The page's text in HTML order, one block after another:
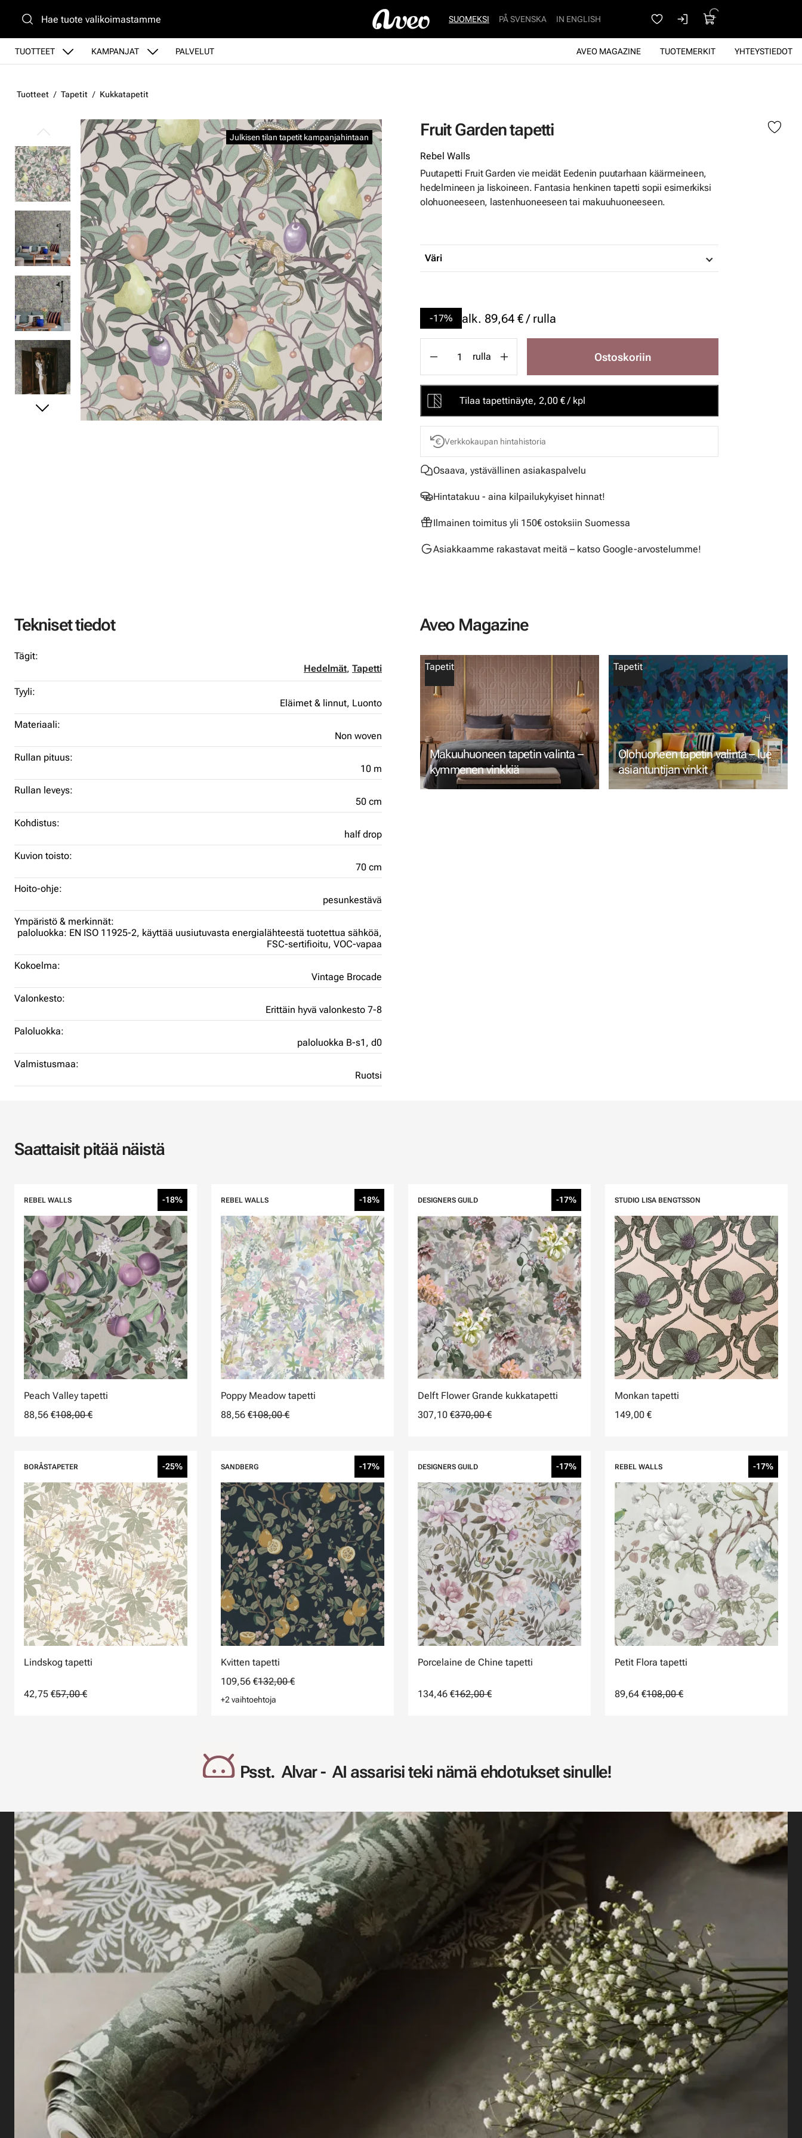
TUOTTEET KAMPANJAT PALVELUT YHTEYSTIEDOT
TUOTEMERKIT
AVEO MAGAZINE
SUOMEKSI PÅ SVENSKA IN ENGLISH
Tuotteet Tapetit Kukkatapetit
Fruit Garden tapetti
Julkisen tilan tapetit kampanjahintaan
Ohita kuvat
Rebel Walls
Puutapetti Fruit Garden vie meidät Eedenin puutarhaan käärmeineen,
hedelmineen ja liskoineen. Fantasia henkinen tapetti sopii esimerkiksi
olohuoneeseen, lastenhuoneeseen tai makuuhuoneeseen.
Väri
-17% alk. 89,64 € / rulla
rulla Ostoskoriin
Tilaa tapettinäyte, 2,00 € / kpl
Verkkokaupan hintahistoria
Osaava, ystävällinen asiakaspalvelu
Hintatakuu - aina kilpailukykyiset hinnat!
Ilmainen toimitus yli 150€ ostoksiin Suomessa
Asiakkaamme rakastavat meitä – katso Google-arvostelumme!
Tekniset tiedot
Tägit:
Hedelmät, Tapetti
Tyyli:
Eläimet & linnut, Luonto
Materiaali:
Non woven
Rullan pituus:
10 m
Rullan leveys:
50 cm
Kohdistus:
half drop
Kuvion toisto:
70 cm
Hoito-ohje:
pesunkestävä
Ympäristö & merkinnät:
paloluokka: EN ISO 11925-2, käyttää uusiutuvasta energialähteestä tuotettua sähköä,
FSC-sertifioitu, VOC-vapaa
Kokoelma:
Vintage Brocade
Valonkesto:
Erittäin hyvä valonkesto 7-8
Paloluokka:
paloluokka B-s1, d0
Valmistusmaa:
Ruotsi
Aveo Magazine
Tapetit
Makuuhuoneen tapetin valinta –
kymmenen vinkkiä
Tapetit
Olohuoneen tapetin valinta – lue
asiantuntijan vinkit
Saattaisit pitää näistä
REBEL WALLS -18%
Peach Valley tapetti
88,56 €108,00 €
REBEL WALLS -18%
Poppy Meadow tapetti
88,56 €108,00 €
DESIGNERS GUILD -17%
Delft Flower Grande kukkatapetti
307,10 €370,00 €
STUDIO LISA BENGTSSON
Monkan tapetti
149,00 €
BORÅSTAPETER -25%
Lindskog tapetti
42,75 €57,00 €
SANDBERG -17%
Kvitten tapetti
109,56 €132,00 €
+2 vaihtoehtoja
DESIGNERS GUILD -17%
Porcelaine de Chine tapetti
134,46 €162,00 €
REBEL WALLS -17%
Petit Flora tapetti
89,64 €108,00 €
Psst. Alvar - AI assarisi teki nämä ehdotukset sinulle!